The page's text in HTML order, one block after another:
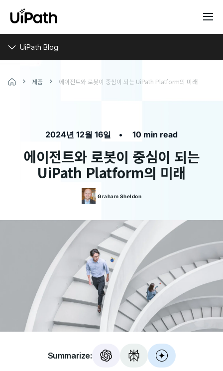
UiPath Blog
제품 에이전트와 로봇이 중심이 되는 UiPath Platform의 미래
2024년 12월 16일 • 10 min read
에이전트와 로봇이 중심이 되는
UiPath Platform의 미래
Graham Sheldon
Summarize: